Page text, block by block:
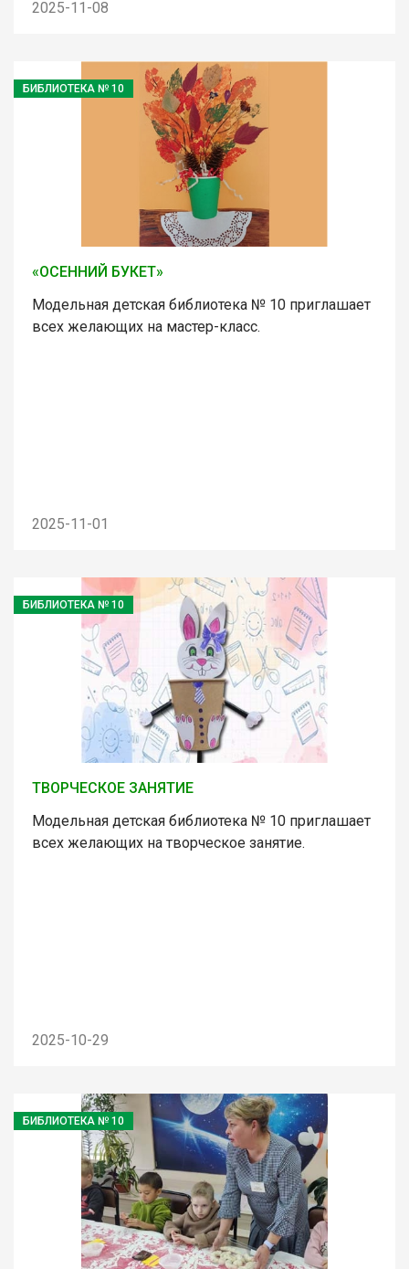
2025-11-08
БИБЛИОТЕКА № 10
«ОСЕННИЙ БУКЕТ»
Модельная детская библиотека № 10 приглашает
всех желающих на мастер-класс.
2025-11-01
БИБЛИОТЕКА № 10
ТВОРЧЕСКОЕ ЗАНЯТИЕ
Модельная детская библиотека № 10 приглашает
всех желающих на творческое занятие.
2025-10-29
БИБЛИОТЕКА № 10